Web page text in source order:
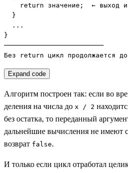
return значение;  ← выход
  }
  ...
}
─────────────────────────
Без return цикл продолжается
Expand code
Алгоритм построен так: если во
деления на числа до x / 2
без остатка, то переданный
дальнейшие вычисления не имеют
возврат false.
И только если цикл отработал